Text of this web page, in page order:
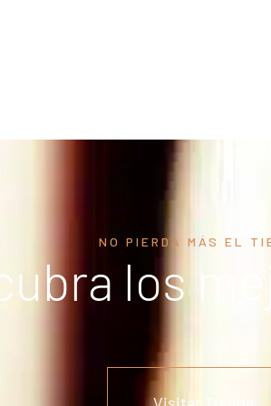
NO PIERDA MÁS EL
los